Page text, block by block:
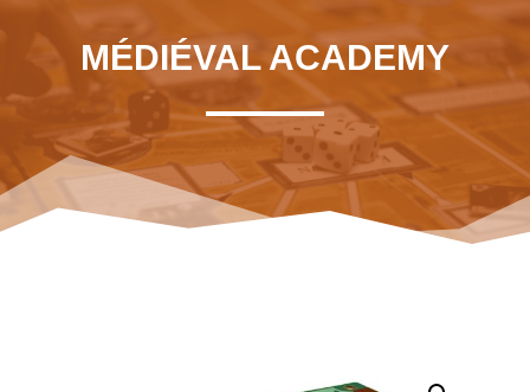
MÉDIÉVAL ACADEMY